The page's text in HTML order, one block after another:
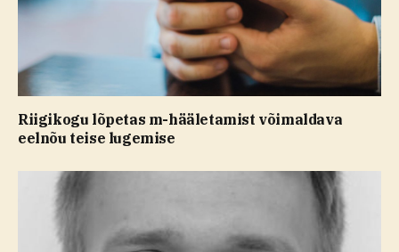
Riigikogu lõpetas m-hääletamist võimaldava
eelnõu teise lugemise